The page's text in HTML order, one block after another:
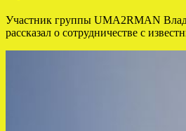
Участник группы UMA2RMAN
рассказал о сотрудничестве с